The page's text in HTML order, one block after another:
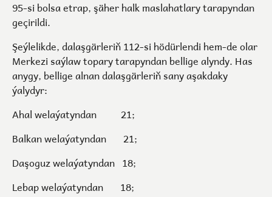
95-si bolsa etrap, şäher halk maslahatlary tarapyndan
geçirildi.
Şeýlelikde, dalaşgärleriň 112-si hödürlendi hem-de olar
Merkezi saýlaw topary tarapyndan bellige alyndy. Has
anygy, bellige alnan dalaşgärleriň sany aşakdaky
ýalydyr:
Ahal welaýatyndan 21;
Balkan welaýatyndan 21;
Daşoguz welaýatyndan 18;
Lebap welaýatyndan 18;